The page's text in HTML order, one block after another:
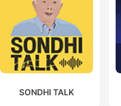
SONDHI TALK